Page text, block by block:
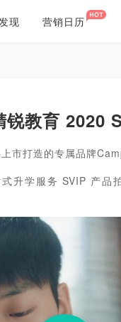
现 营销日历
教育 2020
市打造的专属品牌
升学服务 SVIP 产品